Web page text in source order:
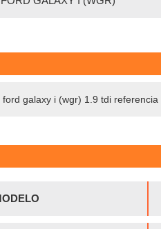
galaxy i (wgr) 1.9 tdi